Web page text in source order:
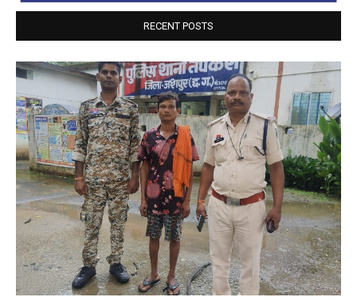
RECENT POSTS